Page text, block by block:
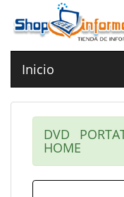
Inicio
DVD
HOME